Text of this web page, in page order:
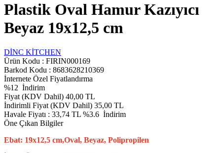
Plastik Oval Hamur Kazıyıcı
Beyaz 19x12,5 cm
DİNC KİTCHEN
Ürün Kodu : FIRIN000169
Barkod Kodu : 8683628210369
İnternete Özel Fiyatlandırma
%12 İndirim
Fiyat (KDV Dahil) 40,00 TL
İndirimli Fiyat (KDV Dahil) 35,00 TL
Havale Fiyatı : 33,74 TL %3.6 İndirim
Öne Çıkan Bilgiler
Ebat: 19x12,5 cm,Oval, Beyaz, Polipropilen